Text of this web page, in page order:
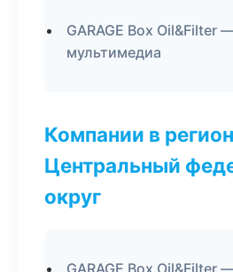
GARAGE Box Oil&Filter
мультимедиа
Компании в
Центральный
округ
GARAGE Box Oil&Filter